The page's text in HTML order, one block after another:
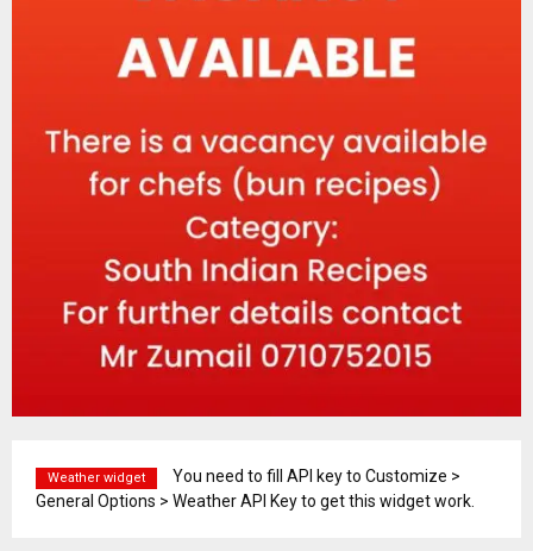
Weather widget
You need to fill API key to Customize >
General Options > Weather API Key to get this widget work.